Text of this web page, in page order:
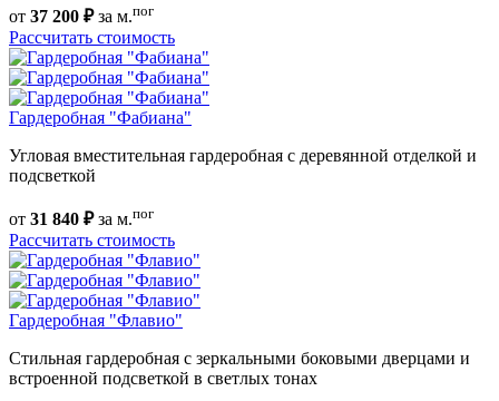
от 37 200 ₽за м.пог
Рассчитать стоимость
Гардеробная "Фабиана"
Угловая вместительная гардеробная с деревянной отделкой и
подсветкой
от 31 840 ₽за м.пог
Рассчитать стоимость
Гардеробная "Флавио"
Стильная гардеробная с зеркальными боковыми дверцами и
встроенной подсветкой в светлых тонах